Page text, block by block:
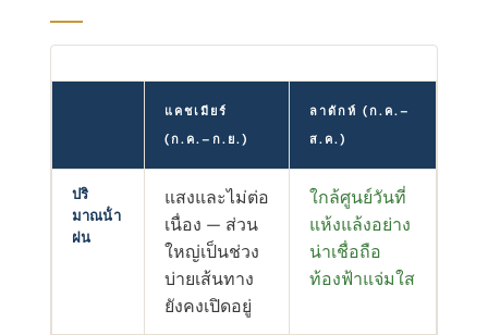
แคชเมียร์
(ก.ค.–ก.ย.)
ลาดักห์ (ก.ค.–
ส.ค.)
ปริ
มาณน้ํา
ฝน
แสงและไม่ต่อ
เนื่อง — ส่วน
ใหญ่เป็นช่วง
บ่ายเส้นทาง
ยังคงเปิดอยู่
ใกล้ศูนย์วันที่
แห้งแล้งอย่าง
น่าเชื่อถือ
ท้องฟ้าแจ่มใส